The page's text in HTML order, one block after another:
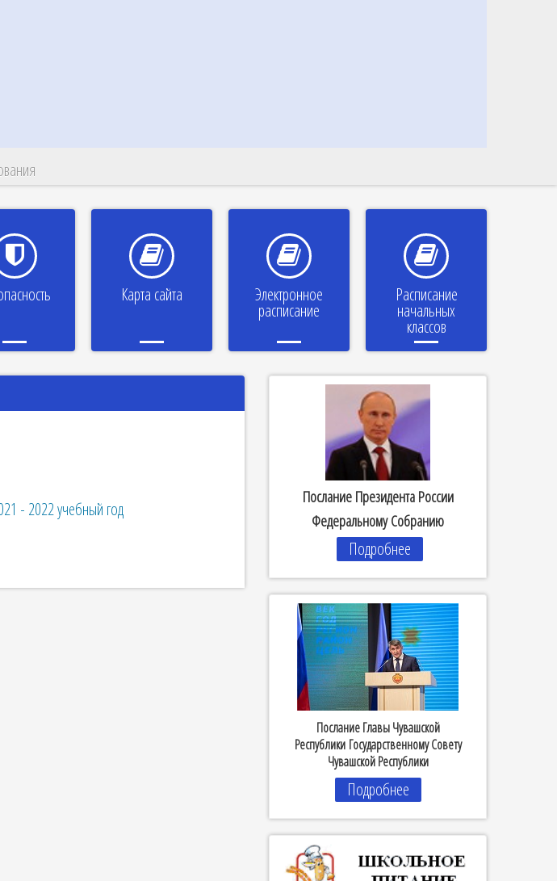
Карта сайта Электронное
расписание
Расписание
начальных
классов
- 2022 учебный год
Послание Президента России
Федеральному Собранию
Подробнее
Послание Главы Чувашской
Республики Государственному Совету
Чувашской Республики
Подробнее